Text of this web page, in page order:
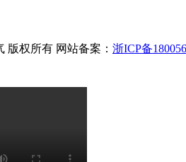
版权所有 网站备案： 浙ICP备